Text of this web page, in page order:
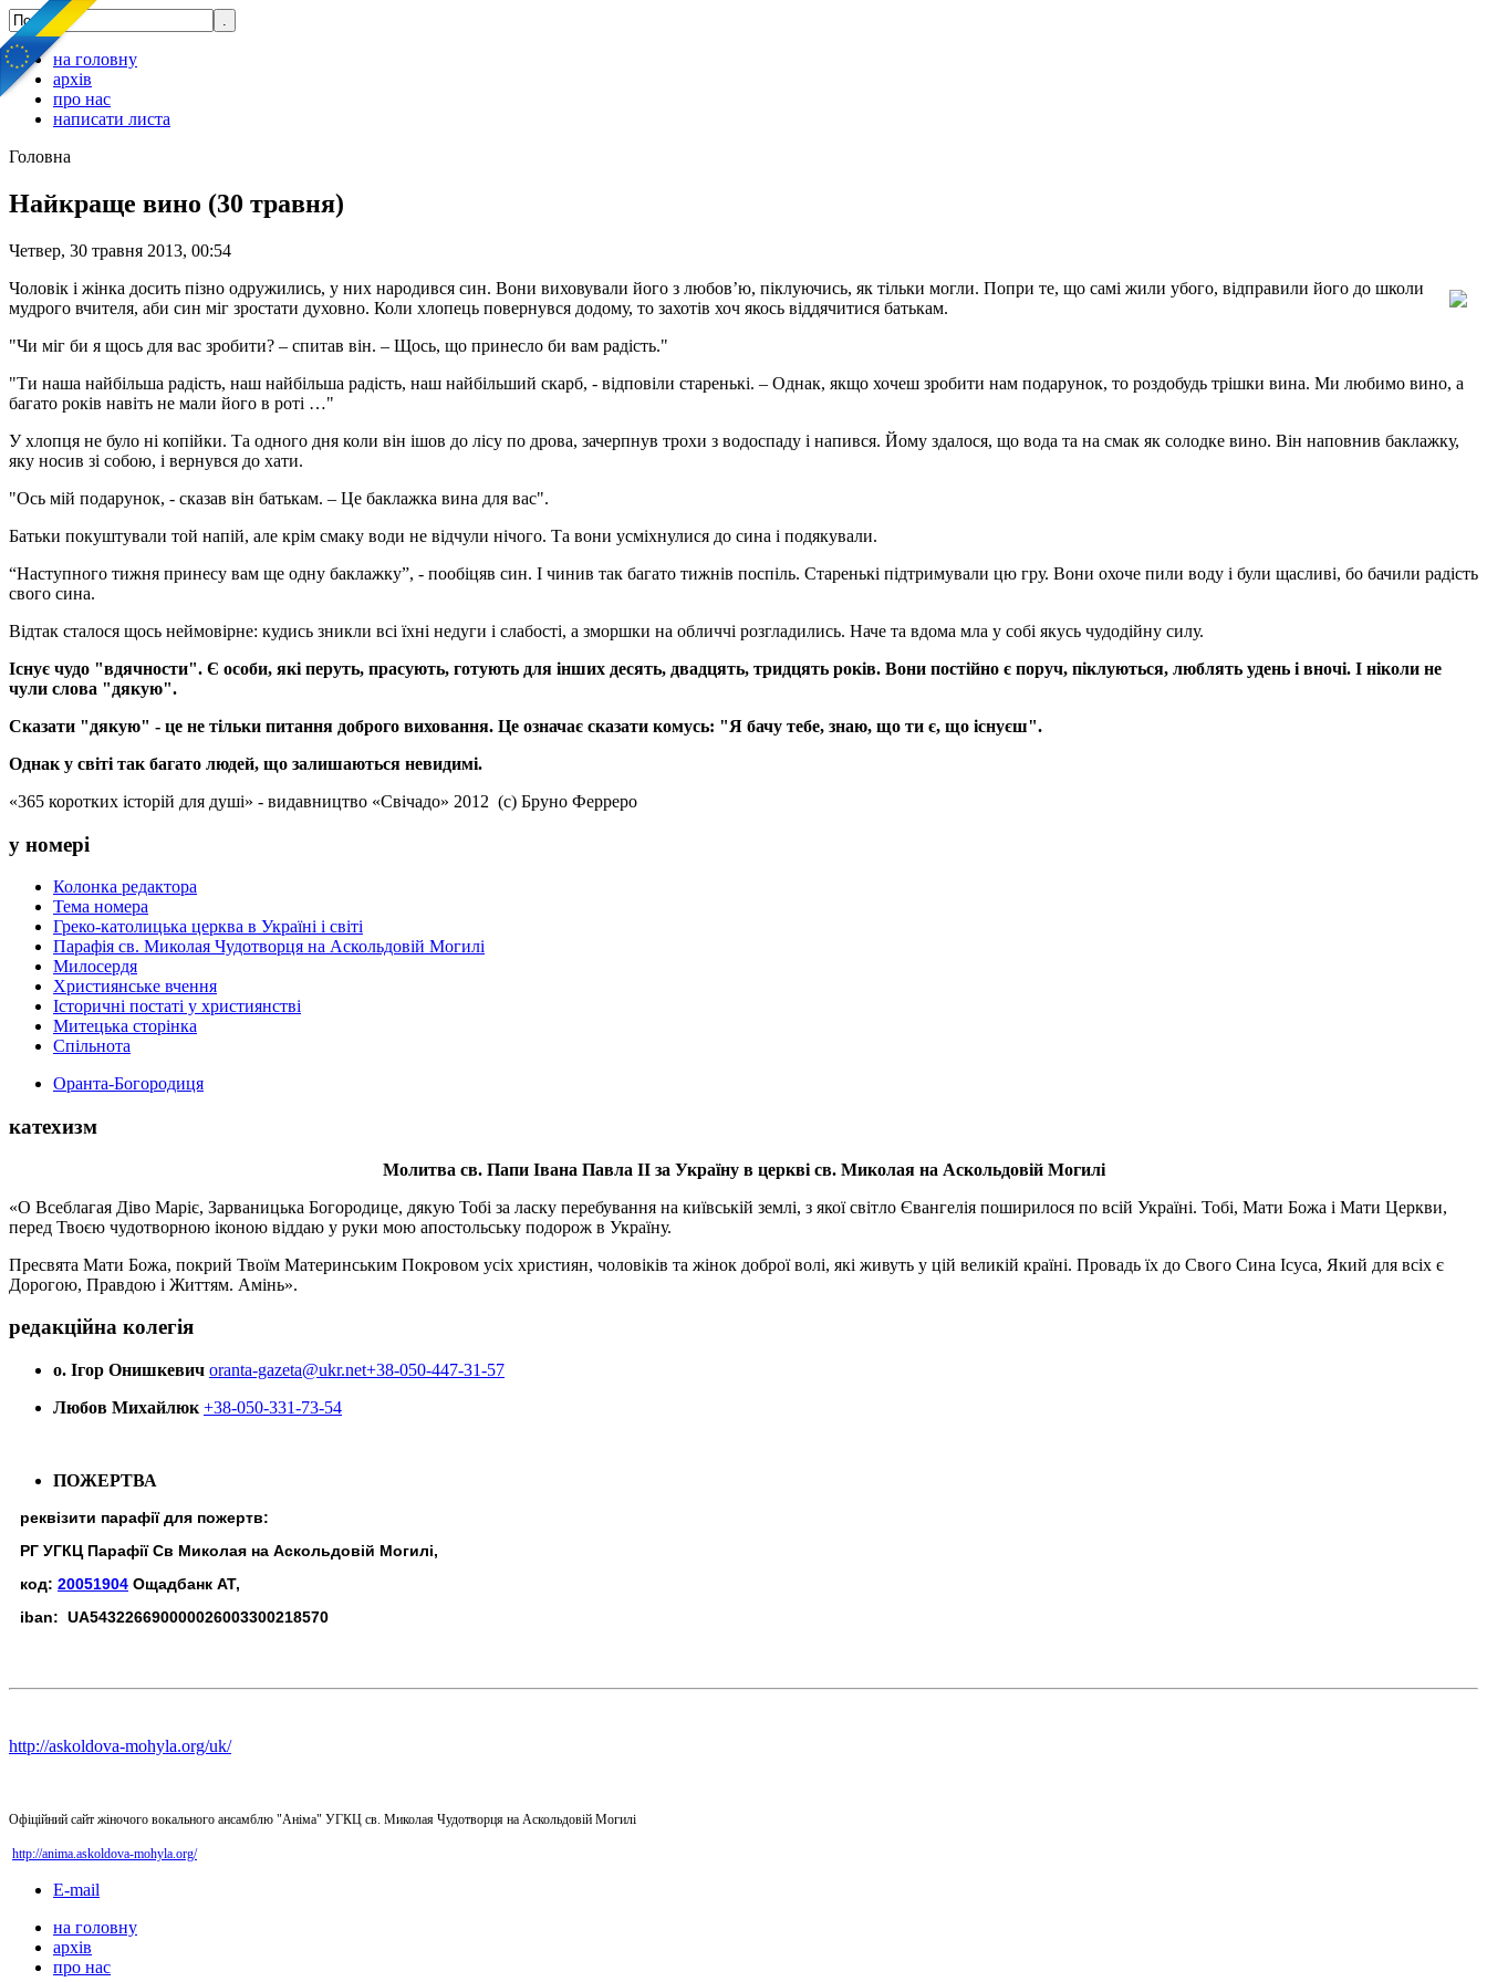
на головну
архів
про нас
написати листа
Головна
Найкраще вино (30 травня)
Четвер, 30 травня 2013, 00:54
Чоловік і жінка досить пізно одружились, у них народився син. Вони виховували його з любов’ю, піклуючись, як тільки могли. Попри те, що самі жили убого, відправили його до школи
мудрого вчителя, аби син міг зростати духовно. Коли хлопець повернувся додому, то захотів хоч якось віддячитися батькам.
"Чи міг би я щось для вас зробити? – спитав він. – Щось, що принесло би вам радість."
"Ти наша найбільша радість, наш найбільша радість, наш найбільший скарб, - відповіли старенькі. – Однак, якщо хочеш зробити нам подарунок, то роздобудь трішки вина. Ми любимо вино, а
багато років навіть не мали його в роті …"
У хлопця не було ні копійки. Та одного дня коли він ішов до лісу по дрова, зачерпнув трохи з водоспаду і напився. Йому здалося, що вода та на смак як солодке вино. Він наповнив баклажку,
яку носив зі собою, і вернувся до хати.
"Ось мій подарунок, - сказав він батькам. – Це баклажка вина для вас".
Батьки покуштували той напій, але крім смаку води не відчули нічого. Та вони усміхнулися до сина і подякували.
“Наступного тижня принесу вам ще одну баклажку”, - пообіцяв син. І чинив так багато тижнів поспіль. Старенькі підтримували цю гру. Вони охоче пили воду і були щасливі, бо бачили радість
свого сина.
Відтак сталося щось неймовірне: кудись зникли всі їхні недуги і слабості, а зморшки на обличчі розгладились. Наче та вдома мла у собі якусь чудодійну силу.
Існує чудо "вдячности". Є особи, які перуть, прасують, готують для інших десять, двадцять, тридцять років. Вони постійно є поруч, піклуються, люблять удень і вночі. І ніколи не
чули слова "дякую".
Сказати "дякую" - це не тільки питання доброго виховання. Це означає сказати комусь: "Я бачу тебе, знаю, що ти є, що існуєш".
Однак у світі так багато людей, що залишаються невидимі.
«365 коротких історій для душі» - видавництво «Свічадо» 2012 (с) Бруно Ферреро
у номері
Колонка редактора
Тема номера
Греко-католицька церква в Україні і світі
Парафія св. Миколая Чудотворця на Аскольдовій Могилі
Милосердя
Християнське вчення
Історичні постаті у християнстві
Митецька сторінка
Спільнота
Оранта-Богородиця
катехизм
Молитва св. Папи Івана Павла ІІ за Україну в церкві св. Миколая на Аскольдовій Могилі
«О Всеблагая Діво Маріє, Зарваницька Богородице, дякую Тобі за ласку перебування на київській землі, з якої світло Євангелія поширилося по всій Україні. Тобі, Мати Божа і Мати Церкви,
перед Твоєю чудотворною іконою віддаю у руки мою апостольську подорож в Україну.
Пресвята Мати Божа, покрий Твоїм Материнським Покровом усіх християн, чоловіків та жінок доброї волі, які живуть у цій великій країні. Провадь їх до Свого Сина Ісуса, Який для всіх є
Дорогою, Правдою і Життям. Амінь».
редакційна колегія
о. Ігор Онишкевич oranta-gazeta@ukr.net+38-050-447-31-57
Любов Михайлюк +38-050-331-73-54
ПОЖЕРТВА
реквізити парафії для пожертв:
РГ УГКЦ Парафії Св Миколая на Аскольдовій Могилі,
код: 20051904 Ощадбанк АТ,
iban: UA543226690000026003300218570
http://askoldova-mohyla.org/uk/
Офіційний сайт жіночого вокального ансамблю "Аніма" УГКЦ св. Миколая Чудотворця на Аскольдовій Могилі
http://anima.askoldova-mohyla.org/
E-mail
на головну
архів
про нас